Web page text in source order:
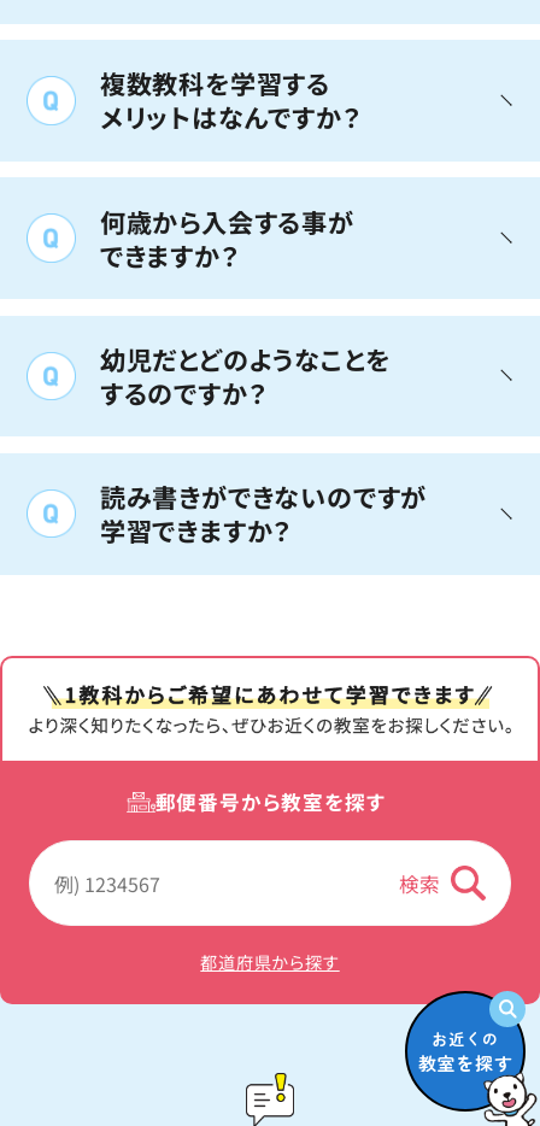
「学習習慣」を身につけておくことを
おすすめします
入学前に少しでも「学習習慣」を身につけておく
事が大切です。
KUMONでは、やさしい内容から学習を始め、教
室とご家庭（宿題）で、毎日集中して解く練習を
くり返しながら徐々にその時間を長くし、学習内
容を高めていきます。
くことができます。
複数教科を学習する
メリットはなんですか？
いっそう早く、より幅広く、お子さまの
能力が向上します
KUMONでは、2教科や3教科の複数教科の学習
をおすすめしています。
子どもたちは、複数教科の学習を始めると、その
学習リズムを自然なものとして、これまで以上
に集中して学習に取り組むようになります。ま
た、学習する他の教科と相互に影響しあって、1
スランプになった時に他の教科の学習意欲が助
けてくれたりすることもあります。
何歳から入会する事が
できますか？
年齢制限はございません。ただし、幼
児さんの受け入れ年齢は教室によっ
て異なりますので、教室にお問い合
わせください
公文式学習では子どもたち一人ひとりの「でき
る」ところを見つけることからスタートします。
理なく入れるように作られた教材や教具を使っ
ひらがなの読み書きを練習する教材まで、細か
なステップで構成されています。また、楽しく線
引き練習をしながら運筆力をつける「ズンズン
教材」もご用意しています。
会費・各種手続き ＞
幼児だとどのようなことを
するのですか？
幼児さんもプリント教材を使って力
をつけていきます
「さんすう」教材は、教材の絵を指さして、読むこ
とや数えることからはじまり、1～10まで、～20
まで･･･と、数唱や数える力をまず伸ばしてから
「たす1」へと進んでいきます。
「こくご」教材では、新しい文字や言葉が次々に
出てきます。読む力や語彙の力を十分つけなが
は、「書きたい…」という気持ちがふくらむカラフ
ルなイラストがいっぱいの「ズンズン」教材があ
幼児年少TOP ＞
読み書きができないのですが
学習できますか？
鉛筆をまだ上手に持てない、思うように線が描
けないというお子さまは、「ズンズン教材」で楽
しく、運筆力、集中力などを身につけられます。
小さなステップで、お子さまの自信とやる気を育
公文式の運筆教材ズンズン
郵便番号から教室を探す
検索
都道府県から探す
お近くの
教室を探す